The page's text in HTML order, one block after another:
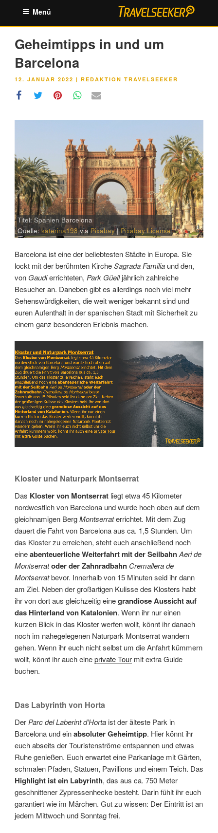
springen
Menü
Geheimtipps in und um
Barcelona
VERÖFFENTLICHT
12. JANUAR 2022 | REDAKTION TRAVELSEEKER
Titel: Spanien Barcelona
Quelle:katerina198viaPixabay|Pixabay License
Barcelona ist eine der beliebtesten Städte in Europa. Sie
lockt mit der berühmten KircheSagrada Familia und den,
von Gaudierrichteten, Park Güelljährlich zahlreiche
Besucher an. Daneben gibt es allerdings noch viel mehr
Sehenswürdigkeiten, die weit weniger bekannt sind und
euren Aufenthalt in der spanischen Stadt mit Sicherheit zu
einem ganz besonderen Erlebnis machen.
Link Embed
Kloster und Naturpark Montserrat
Das Kloster von Montserrat liegt etwa 45 Kilometer
nordwestlich von Barcelona und wurde hoch oben auf dem
gleichnamigen BergMontserraterrichtet. Mit dem Zug
dauert die Fahrt von Barcelona aus ca. 1,5 Stunden. Um
das Kloster zu erreichen, steht euch anschließend noch
eineabenteuerliche Weiterfahrt mit der SeilbahnAeri de
Montserratoder der Zahnradbahn Cremallera de
Montserratbevor. Innerhalb von 15 Minuten seid ihr dann
am Ziel. Neben der großartigen Kulisse des Klosters habt
ihr von dort aus gleichzeitig einegrandiose Aussicht auf
das Hinterland von Katalonien. Wenn ihr nur einen
kurzen Blick in das Kloster werfen wollt, könnt ihr danach
noch im nahegelegenen Naturpark Montserrat wandern
gehen. Wenn ihr euch nicht selbst um die Anfahrt kümmern
wollt, könnt ihr auch eineprivate Tour mit extra Guide
buchen.
Das Labyrinth von Horta
Der Parc del Laberint d’Horta ist der älteste Park in
Barcelona und einabsoluter Geheimtipp. Hier könnt ihr
euch abseits der Touristenströme entspannen und etwas
Ruhe genießen. Euch erwartet eine Parkanlage mit Gärten,
schmalen Pfaden, Statuen, Pavillions und einem Teich. Das
Highlight ist ein Labyrinth, das aus ca. 750 Meter
geschnittener Zypressenhecke besteht. Darin fühlt ihr euch
garantiert wie im Märchen. Gut zu wissen: Der Eintritt ist an
jedem Mittwoch und Sonntag frei.